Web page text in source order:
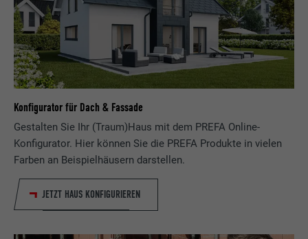
Konfigurator für Dach & Fassade
Gestalten Sie Ihr (Traum)Haus mit dem PREFA Online-
Konfigurator. Hier können Sie die PREFA Produkte in vielen
Farben an Beispielhäusern darstellen.
JETZT HAUS KONFIGURIEREN